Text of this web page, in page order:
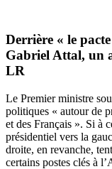
Derrière « le
Gabriel Attal, un
LR
Le Premier ministre
politiques « autour de
et des Français ». Si à
présidentiel vers la
droite, en revanche,
certains postes clés à